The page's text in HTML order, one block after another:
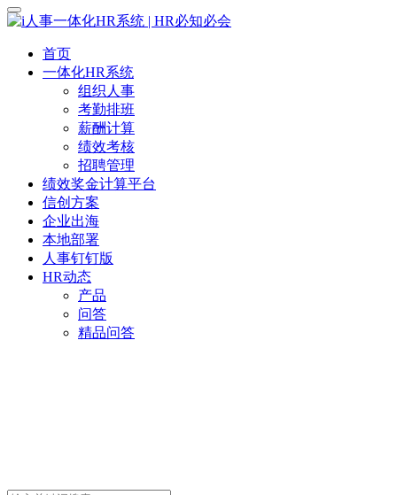
首页
一体化HR系统
组织人事
考勤排班
薪酬计算
绩效考核
招聘管理
绩效奖金计算平台
信创方案
企业出海
本地部署
人事钉钉版
HR动态
产品
问答
精品问答